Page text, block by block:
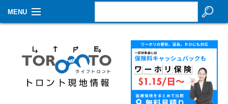
MENU
生活情報
その他